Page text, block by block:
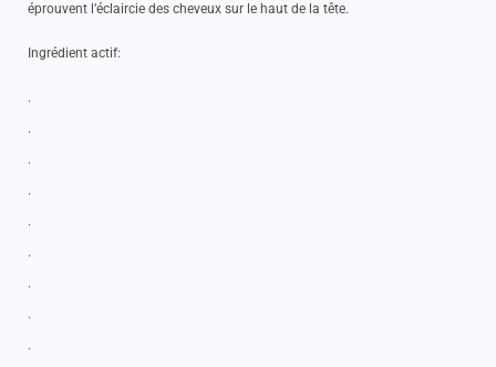
éprouvent l’éclaircie des cheveux sur le haut de la tête.
Ingrédient actif:
.
.
.
.
.
.
.
.
.